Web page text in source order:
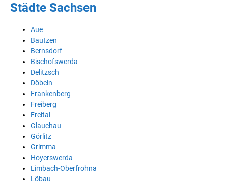
Städte Sachsen
Aue
Bautzen
Bernsdorf
Bischofswerda
Delitzsch
Döbeln
Frankenberg
Freiberg
Freital
Glauchau
Görlitz
Grimma
Hoyerswerda
Limbach-Oberfrohna
Löbau